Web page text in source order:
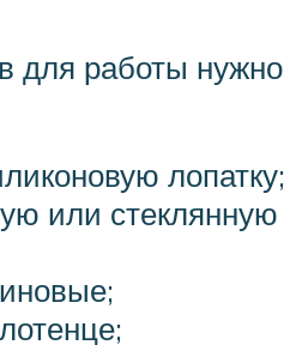
для работы нужно
лопатку;
или стеклянную